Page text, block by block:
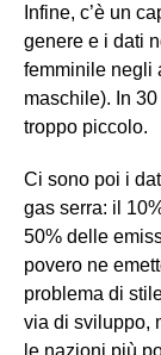
Infine, c’è un
genere e i dati
femminile negli
maschile). In
troppo piccolo.
Ci sono poi i
gas serra: il
50% delle
povero ne
problema di
via di sviluppo,
le nazioni più